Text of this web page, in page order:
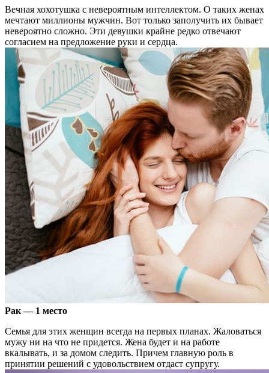
Вечная хохотушка с невероятным интеллектом. О таких женах
мечтают миллионы мужчин. Вот только заполучить их бывает
невероятно сложно. Эти девушки крайне редко отвечают
согласием на предложение руки и сердца.
Рак — 1 место
Семья для этих женщин всегда на первых планах. Жаловаться
мужу ни на что не придется. Жена будет и на работе
вкалывать, и за домом следить. Причем главную роль в
принятии решений с удовольствием отдаст супругу.